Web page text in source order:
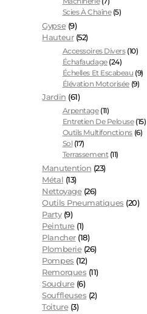
Scies À Chaîne (5)
Gypse (9)
Hauteur (52)
Accessoires Divers (10)
Échafaudage (24)
Échelles Et Escabeau (9)
Élévation Motorisée (9)
Jardin (61)
Arpentage (11)
Entretien De Pelouse (15)
Outils Multifonctions (6)
Sol (17)
Terrassement (11)
Manutention (23)
Métal (13)
Nettoyage (26)
Outils Pneumatiques (20)
Party (9)
Peinture (1)
Plancher (18)
Plomberie (26)
Pompes (12)
Remorques (11)
Soudure (6)
Souffleuses (2)
Toiture (3)